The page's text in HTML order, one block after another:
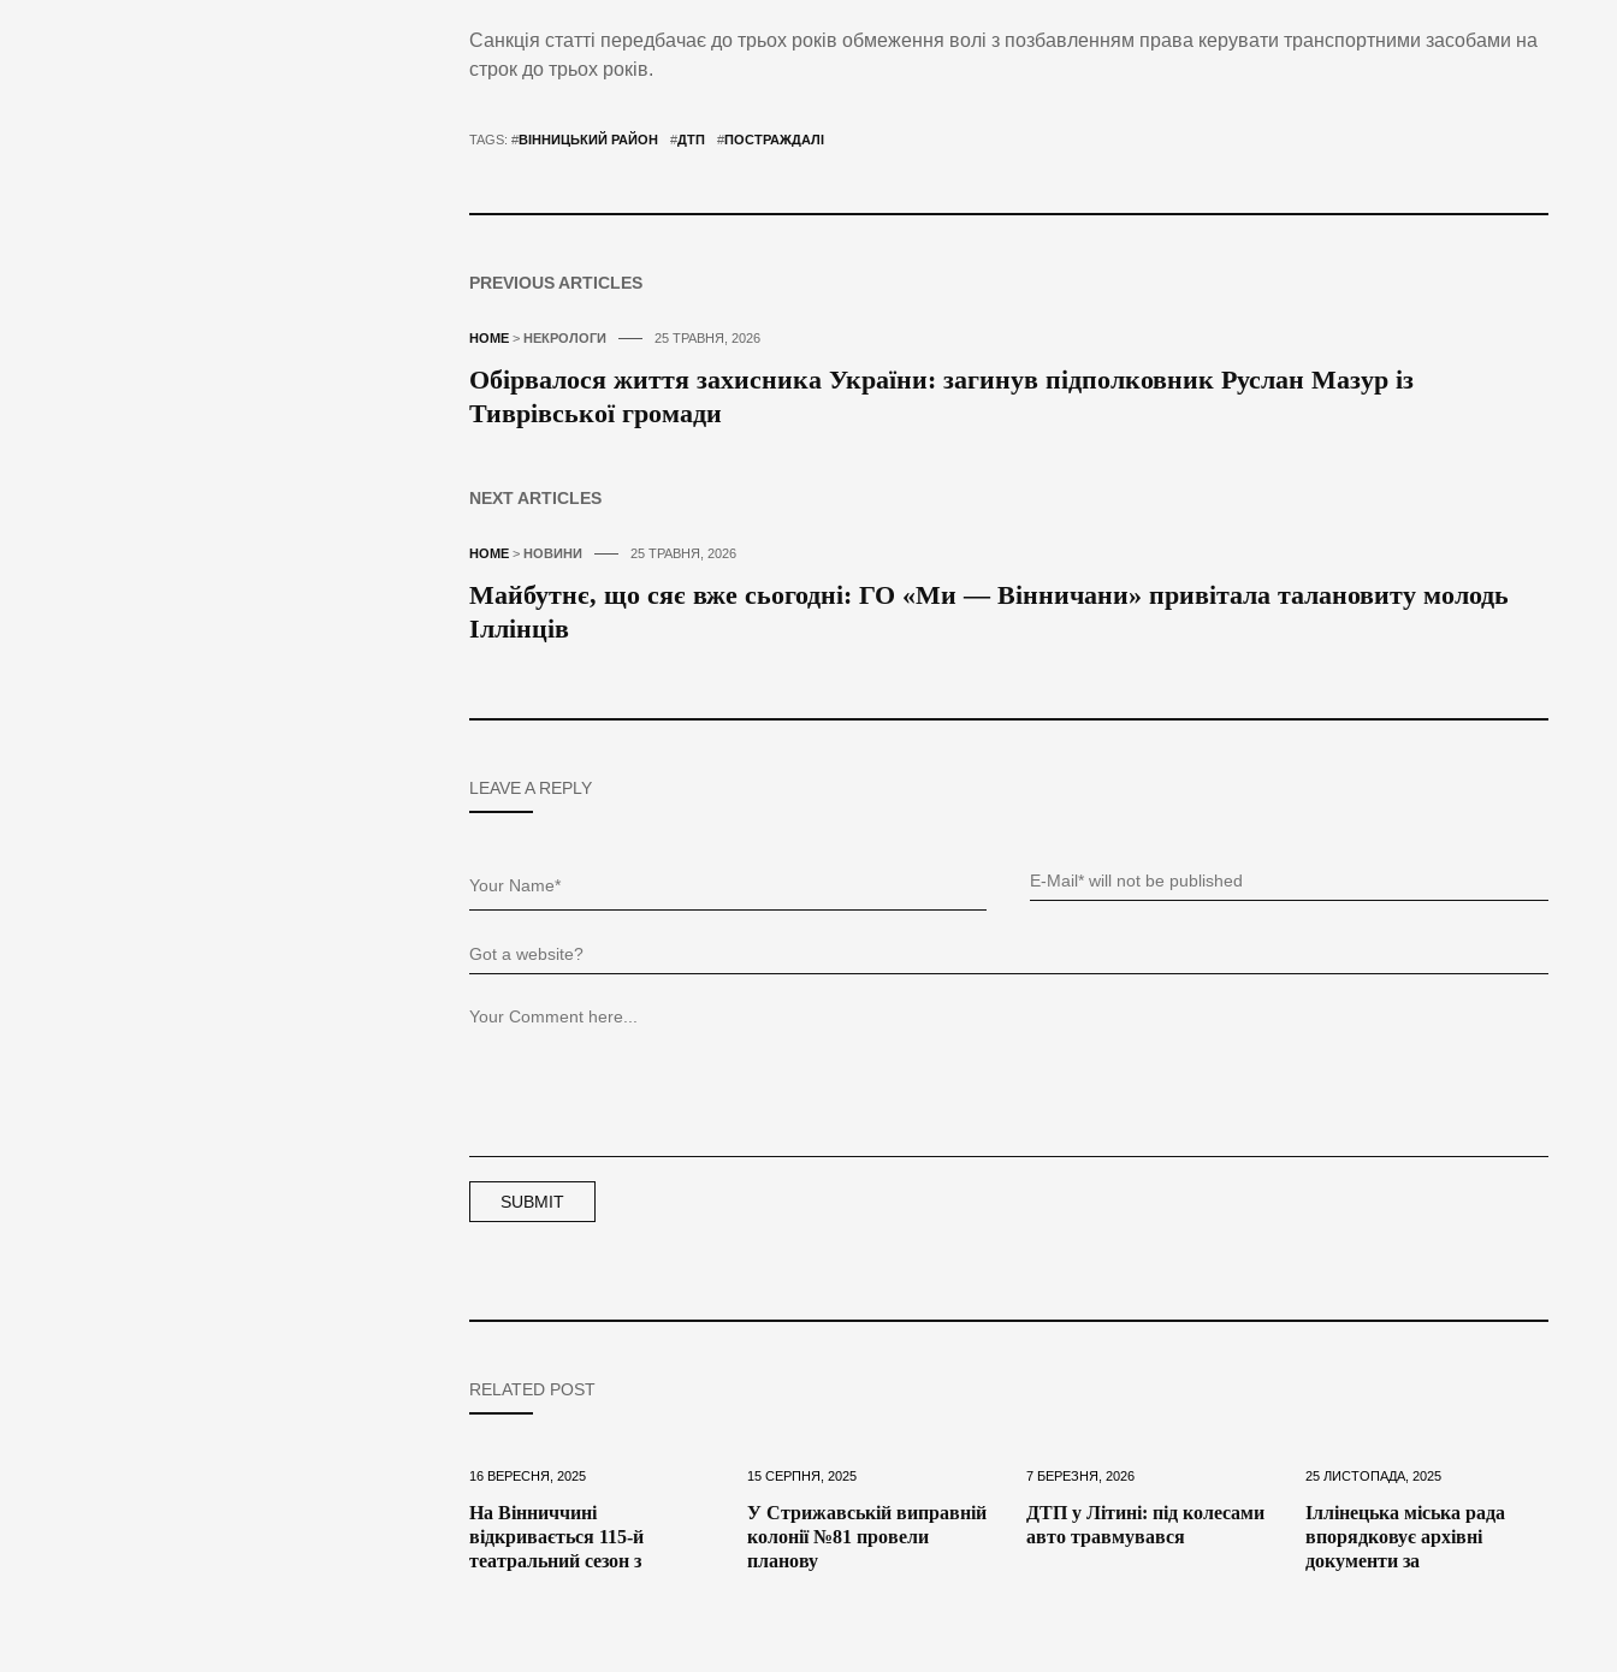
Санкція статті передбачає до трьох років обмеження волі з позбавленням права керувати транспортними засобами на
строк до трьох років.
TAGS: #ВІННИЦЬКИЙ РАЙОН #ДТП #ПОСТРАЖДАЛІ
PREVIOUS ARTICLES
HOME> НЕКРОЛОГИ 25 ТРАВНЯ, 2026
Обірвалося життя захисника України: загинув підполковник Руслан Мазур із
Тиврівської громади
NEXT ARTICLES
HOME> НОВИНИ 25 ТРАВНЯ, 2026
Майбутнє, що сяє вже сьогодні: ГО «Ми — Вінничани» привітала талановиту молодь
Іллінців
LEAVE A REPLY
RELATED POST
16 ВЕРЕСНЯ, 2025
На Вінниччині
відкривається 115-й
театральний сезон з
15 СЕРПНЯ, 2025
У Стрижавській виправній
колонії №81 провели
планову
7 БЕРЕЗНЯ, 2026
ДТП у Літині: під колесами
авто травмувався
25 ЛИСТОПАДА, 2025
Іллінецька міська рада
впорядковує архівні
документи за